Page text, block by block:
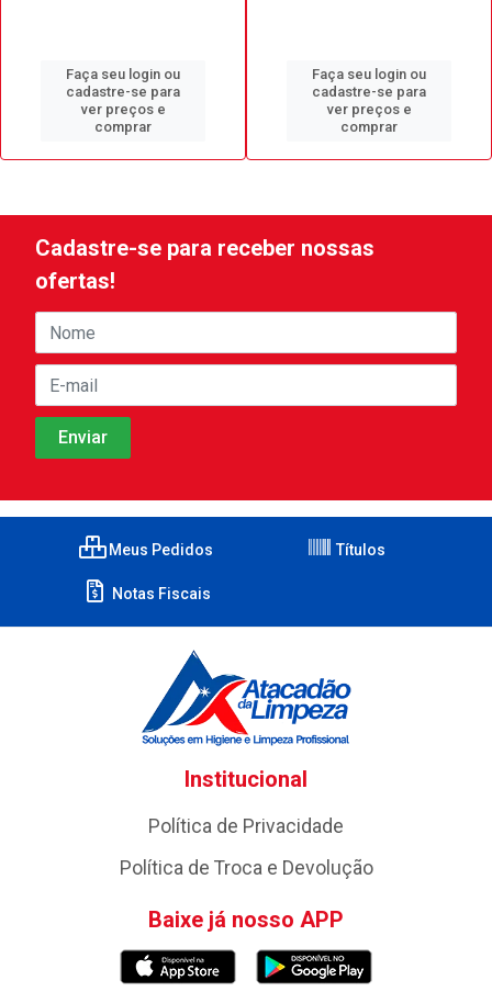
Faça seu login ou
cadastre-se para
ver preços e
comprar
Faça seu login ou
cadastre-se para
ver preços e
comprar
Cadastre-se para receber nossas
ofertas!
Meus Pedidos Títulos
Notas Fiscais
Institucional
Política de Privacidade
Política de Troca e Devolução
Baixe já nosso APP